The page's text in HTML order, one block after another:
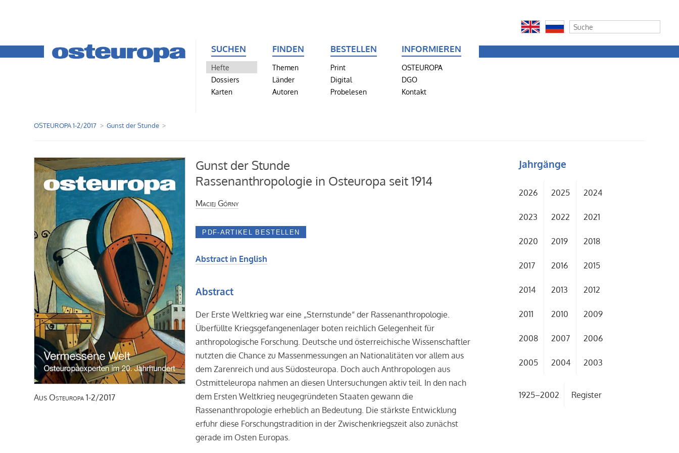
SUCHEN
Hefte
Dossiers
Karten
FINDEN
Themen
Länder
Autoren
BESTELLEN
Print
Digital
Probelesen
INFORMIEREN
OSTEUROPA
DGO
Kontakt
OSTEUROPA 1-2/2017 Gunst der Stunde
Aus Osteuropa 1-2/2017
Gunst der Stunde
Rassenanthropologie in Osteuropa seit 1914
Maciej Górny
Abstract in English
Abstract
Der Erste Weltkrieg war eine „Sternstunde“ der Rassenanthropologie.
Überfüllte Kriegsgefangenenlager boten reichlich Gelegenheit für
anthropologische Forschung. Deutsche und österreichische Wissenschaftler
nutzten die Chance zu Massenmessungen an Nationalitäten vor allem aus
dem Zarenreich und aus Südosteuropa. Doch auch Anthropologen aus
Ostmitteleuropa nahmen an diesen Untersuchungen aktiv teil. In den nach
dem Ersten Weltkrieg neugegründeten Staaten gewann die
Rassenanthropologie erheblich an Bedeutung. Die stärkste Entwicklung
erfuhr diese Forschungstradition in der Zwischenkriegszeit also zunächst
gerade im Osten Europas.
Jahrgänge
2026 2025 2024
2023 2022 2021
2020 2019 2018
2017 2016 2015
2014 2013 2012
2011 2010 2009
2008 2007 2006
2005 2004 2003
1925–2002 Register